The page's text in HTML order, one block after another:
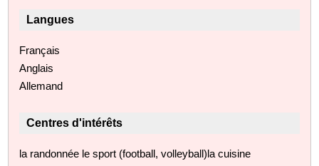
Langues
Français
Anglais
Allemand
Centres d'intérêts
la randonnée le sport (football, volleyball)la cuisine